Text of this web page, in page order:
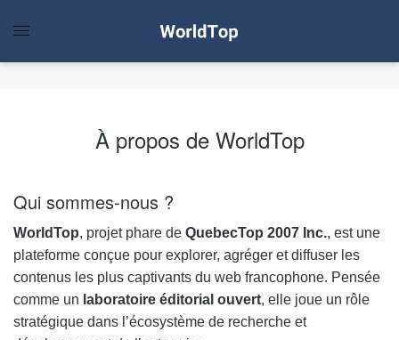
À propos de WorldTop
Qui sommes-nous ?
WorldTop, projet phare deQuebecTop 2007 Inc., est une
plateforme conçue pour explorer, agréger et diffuser les
contenus les plus captivants du web francophone. Pensée
comme un laboratoire éditorial ouvert, elle joue un rôle
stratégique dans l’écosystème de recherche et